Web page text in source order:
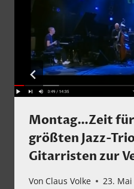
Montag…Zeit für
größten Jazz-
Gitarristen zur
Von Claus Volke 23.